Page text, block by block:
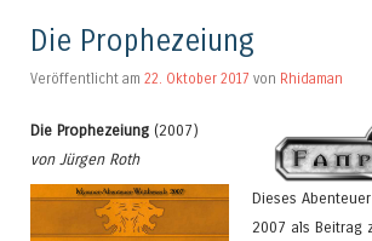
Die Prophezeiung
Veröffentlicht am 22. Oktober 2017 von Rhidaman
Die Prophezeiung (2007)
von Jürgen Roth
Dieses
2007 als Beitrag